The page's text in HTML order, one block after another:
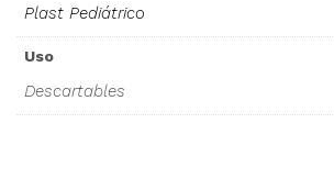
Plast Pediátrico
Uso
Descartables